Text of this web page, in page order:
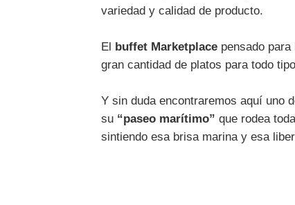
variedad y calidad de producto.
El buffet Marketplace pensado
gran cantidad de platos para todo
Y sin duda encontraremos aquí uno
su “paseo marítimo” que rodea
sintiendo esa brisa marina y esa